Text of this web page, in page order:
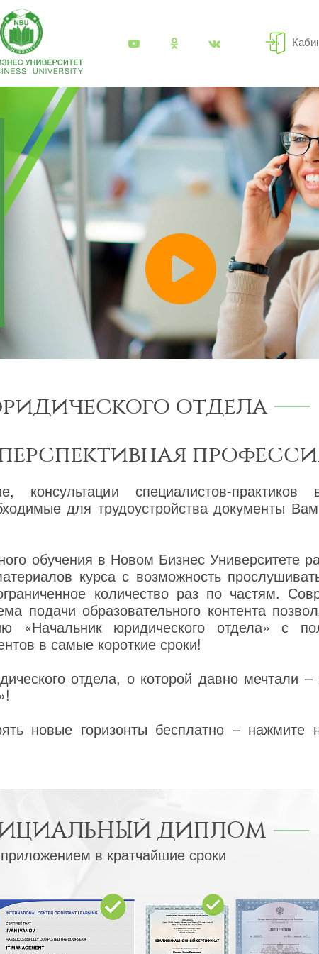
отдела
консультации специалистов-
для трудоустройства документы
обучения в Новом Бизнес Университете
курса с возможность
количество раз по частям.
подачи образовательного контента
«Начальник юридического отдела» с
в самые короткие сроки!
отдела, о которой давно мечтали –
новые горизонты бесплатно – нажмите
ДИПЛОМ
в кратчайшие сроки